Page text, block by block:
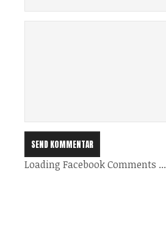
Loading Facebook Comments ...